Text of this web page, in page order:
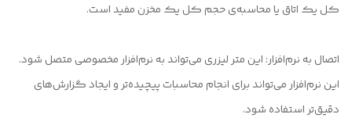
کل یک اتاق یا محاسبه‌ی حجم کل یک مخزن مفید است.
اتصال به نرم‌افزار: این متر لیزری می‌تواند به نرم‌افزار مخصوصی متصل شود.
این نرم‌افزار می‌تواند برای انجام محاسبات پیچیده‌تر و ایجاد گزارش‌های
دقیق‌تر استفاده شود.